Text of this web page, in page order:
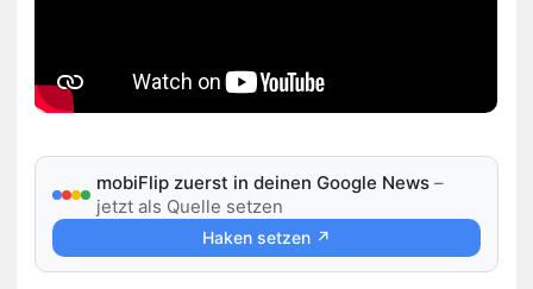
mobiFlip zuerst in deinen Google News –
jetzt als Quelle setzen
Haken setzen ↗